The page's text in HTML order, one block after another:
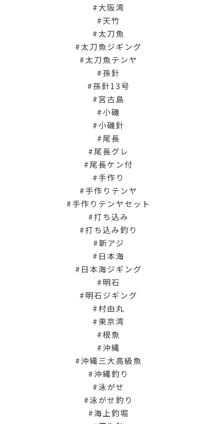
大阪湾
天竹
太刀魚
太刀魚ジギング
太刀魚テンヤ
孫針
孫針13号
宮古島
小磯
小磯針
尾長
尾長グレ
尾長ケン付
手作り
手作りテンヤ
手作りテンヤセット
打ち込み
打ち込み釣り
新アジ
日本海
日本海ジギング
明石
明石ジギング
村由丸
東京湾
根魚
沖縄
沖縄三大高級魚
沖縄釣り
泳がせ
泳がせ釣り
海上釣堀